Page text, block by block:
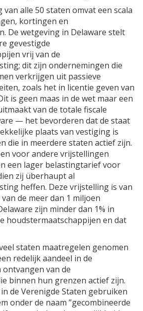
van alle 50 staten omvat een scala
kortingen en
De wetgeving in Delaware stelt
gevestigde
vrij van de
dit zijn ondernemingen die
verkrijgen uit passieve
zoals het in licentie geven van
is geen maas in de wet maar een
van de totale fiscale
— het bevorderen dat de staat
plaats van vestiging is
die in meerdere staten actief zijn.
voor andere vrijstellingen
een lager belastingtarief voor
zij überhaupt al
heffen. Deze vrijstelling is van
de meer dan 1 miljoen
zijn minder dan 1% in
houdstermaatschappijen en dat
staten maatregelen genomen
redelijk aandeel in de
van de
binnen hun grenzen actief zijn.
de Verenigde Staten gebruiken
onder de naam ”gecombineerde